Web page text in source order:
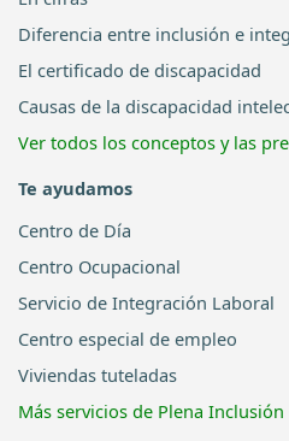
Diferencia entre inclusión e
El certificado de discapacidad
Causas de la discapacidad
Ver todos los conceptos y las
Te ayudamos
Centro de Día
Centro Ocupacional
Servicio de Integración Laboral
Centro especial de empleo
Viviendas tuteladas
Más servicios de Plena Inclusión